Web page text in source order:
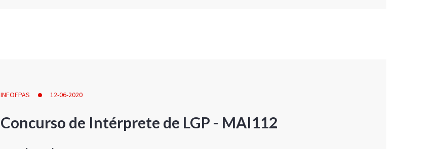
INFOFPAS 12-06-2020
Concurso de Intérprete de LGP - MAI112